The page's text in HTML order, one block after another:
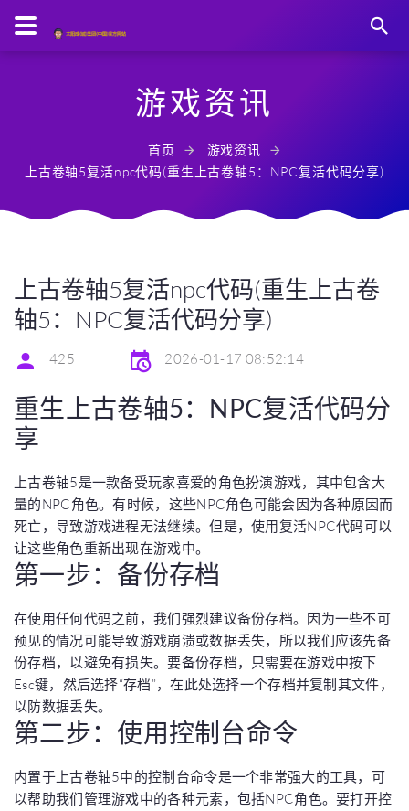
游戏资讯
首页
游戏资讯
上古卷轴5复活npc代码(重生上古卷轴5：NPC复活代码分享)
上古卷轴5复活npc代码(重生上古卷
轴5：NPC复活代码分享)
425 2026-01-17 08:52:14
重生上古卷轴5：NPC复活代码分
享
上古卷轴5是一款备受玩家喜爱的角色扮演游戏，其中包含大
量的NPC角色。有时候，这些NPC角色可能会因为各种原因而
死亡，导致游戏进程无法继续。但是，使用复活NPC代码可以
让这些角色重新出现在游戏中。
第一步：备份存档
在使用任何代码之前，我们强烈建议备份存档。因为一些不可
预见的情况可能导致游戏崩溃或数据丢失，所以我们应该先备
份存档，以避免有损失。要备份存档，只需要在游戏中按下
Esc键，然后选择“存档”，在此处选择一个存档并复制其文件，
以防数据丢失。
第二步：使用控制台命令
内置于上古卷轴5中的控制台命令是一个非常强大的工具，可
以帮助我们管理游戏中的各种元素，包括NPC角色。要打开控